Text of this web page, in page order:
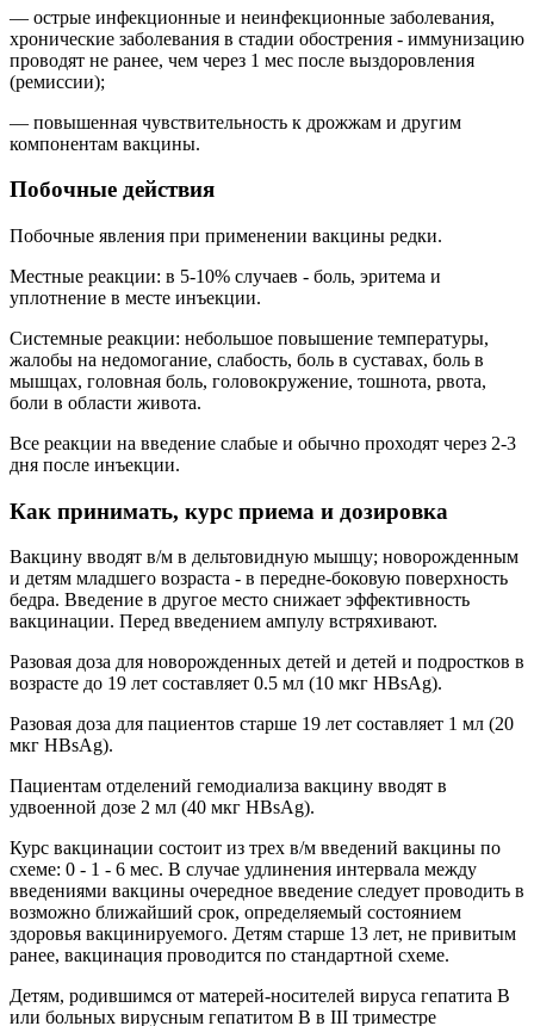
— острые инфекционные и неинфекционные заболевания,
хронические заболевания в стадии обострения - иммунизацию
проводят не ранее, чем через 1 мес после выздоровления
(ремиссии);
— повышенная чувствительность к дрожжам и другим
компонентам вакцины.
Побочные действия
Побочные явления при применении вакцины редки.
Местные реакции: в 5-10% случаев - боль, эритема и
уплотнение в месте инъекции.
Системные реакции: небольшое повышение температуры,
жалобы на недомогание, слабость, боль в суставах, боль в
мышцах, головная боль, головокружение, тошнота, рвота,
боли в области живота.
Все реакции на введение слабые и обычно проходят через 2-3
дня после инъекции.
Как принимать, курс приема и дозировка
Вакцину вводят в/м в дельтовидную мышцу; новорожденным
и детям младшего возраста - в передне-боковую поверхность
бедра. Введение в другое место снижает эффективность
вакцинации. Перед введением ампулу встряхивают.
Разовая доза для новорожденных детей и детей и подростков в
возрасте до 19 лет составляет 0.5 мл (10 мкг HBsAg).
Разовая доза для пациентов старше 19 лет составляет 1 мл (20
мкг HBsAg).
Пациентам отделений гемодиализа вакцину вводят в
удвоенной дозе 2 мл (40 мкг HBsAg).
Курс вакцинации состоит из трех в/м введений вакцины по
схеме: 0 - 1 - 6 мес. В случае удлинения интервала между
введениями вакцины очередное введение следует проводить в
возможно ближайший срок, определяемый состоянием
здоровья вакцинируемого. Детям старше 13 лет, не привитым
ранее, вакцинация проводится по стандартной схеме.
Детям, родившимся от матерей-носителей вируса гепатита В
или больных вирусным гепатитом В в III триместре